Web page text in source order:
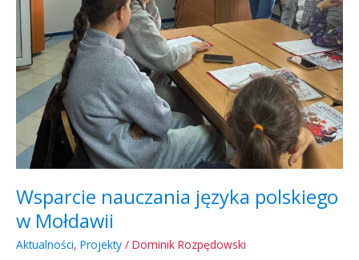
Wsparcie nauczania języka polskiego
w Mołdawii
Aktualności, Projekty / Dominik Rozpędowski